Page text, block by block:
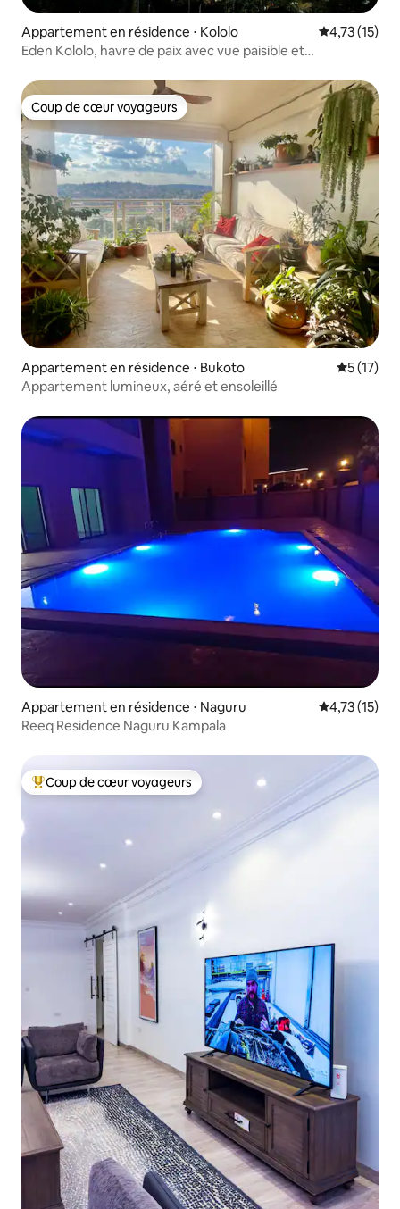
Appartement en résidence ⋅ Kololo Évaluation
4,73 (15)
Eden Kololo, havre de paix avec vue paisible et
Coup de cœur voyageurs
Coup de cœur voyageurs
Appartement en résidence ⋅ Bukoto
5 (17)
Appartement lumineux, aéré et ensoleillé
Appartement en résidence ⋅ Naguru Évaluation
4,73 (15)
Reeq Residence Naguru Kampala
Coups de cœur voyageurs les plus appréciés
Coup de cœur voyageurs